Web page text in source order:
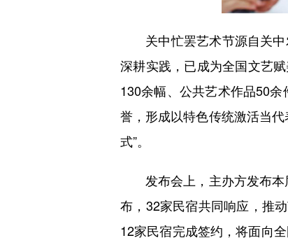
关中忙罢艺术节源自关中
深耕实践，已成为全国文艺
130余幅、公共艺术作品50
誉，形成以特色传统激活当
式”。
发布会上，主办方发布本
布，32家民宿共同响应，推
12家民宿完成签约，将面向